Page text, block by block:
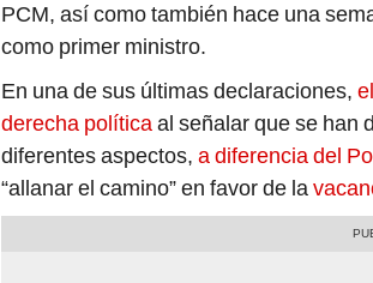
PCM, así como también hace una
como primer ministro.
En una de sus últimas declaraciones,
derecha políticaal señalar que se han
diferentes aspectos, a diferencia del
“allanar el camino” en favor de la